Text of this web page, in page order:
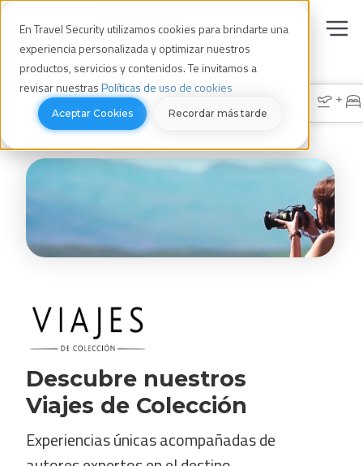
En Travel Security utilizamos cookies para brindarte una
experiencia personalizada y optimizar nuestros
productos, servicios y contenidos. Te invitamos a
revisar nuestrasPolíticas de uso de cookies
Aceptar Cookies Recordar más tarde
Vuelos Hoteles +
Descubre nuestros
Viajes de Colección
Experiencias únicas acompañadas de